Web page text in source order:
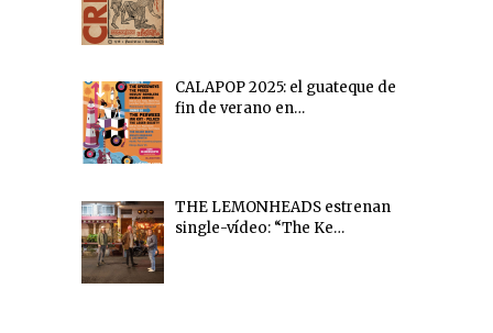
CALAPOP 2025: el guateque de
fin de verano en…
THE LEMONHEADS estrenan
single-vídeo: “The Ke…